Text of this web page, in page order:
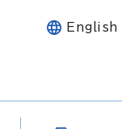
English